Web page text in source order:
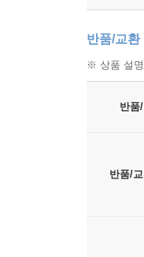
태어나지
반품/교환
※ 상품 설
반품
반품/